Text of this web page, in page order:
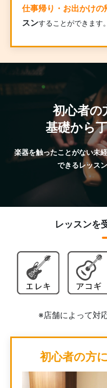
仕事帰り・お出かけの
スンすることができます。
初心者の
基礎から
楽器を触ったことがない未
できるレッス
レッスンを
※店舗によって対
初心者の方